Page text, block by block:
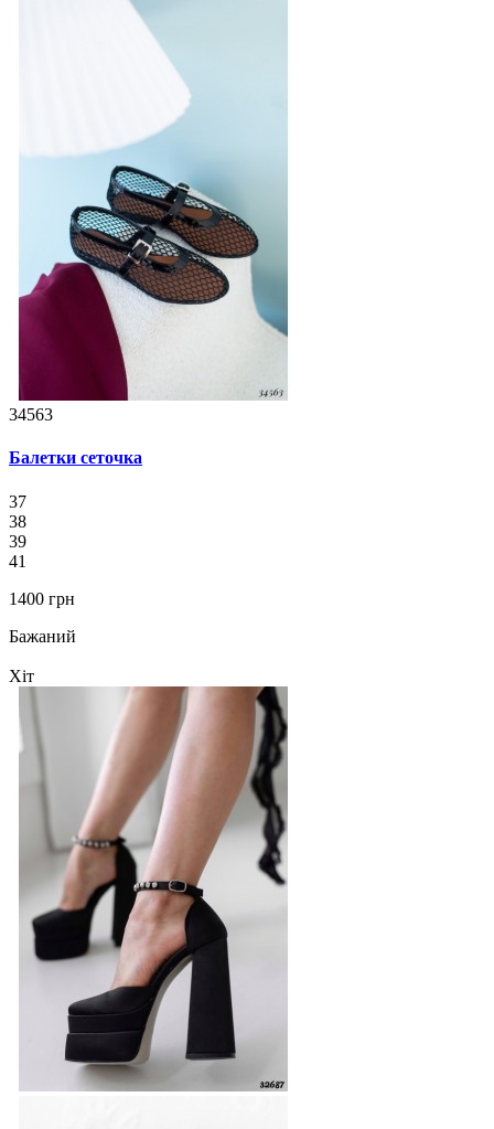
34563
Балетки сеточка
37
38
39
41
1400 грн
Бажаний
Хіт